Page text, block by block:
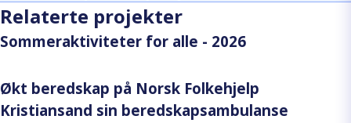
Relaterte projekter
Sommeraktiviteter for alle - 2026
Økt beredskap på Norsk Folkehjelp
Kristiansand sin beredskapsambulanse